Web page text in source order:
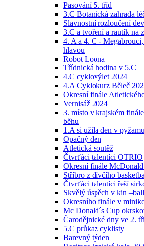
Pasování 5. tříd
3.C Botanická zahrada
Slavnostní rozloučení
3.C a tvoření a rautík na
4. A a 4. C -
hlavou
Robot Loona
Třídnická hodina v 5.C
4.C cyklovýlet 2024
4.A Cyklokurz Běleč
Okresní finále
Vernisáž 2024
3. místo v krajském
běhu
1.A si užila den v pyžamu
Opačný den
Atletická soutěž
Čtvrťáci talentíci OTRIO
Okresní finále
Stříbro z dívčího
Čtvrťáci talentíci řeší
Skvělý úspěch v kin
Okresního finále v
Mc Donald´s Cup
Čarodějnické dny ve 2.
5.C průkaz cyklisty
Barevný týden